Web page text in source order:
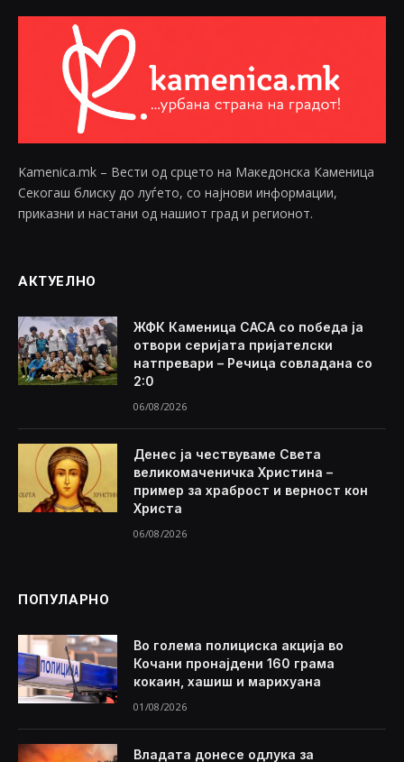
Kamenica.mk – Вести од срцето на Македонска Каменица
Секогаш блиску до луѓето, со најнови информации,
приказни и настани од нашиот град и регионот.
АКТУЕЛНО
ЖФК Каменица САСА со победа ја
отвори серијата пријателски
натпревари – Речица совладана со
2:0
06/08/2026
Денес ја чествуваме Света
великомаченичка Христина –
пример за храброст и верност кон
Христа
06/08/2026
ПОПУЛАРНО
Во голема полициска акција во
Кочани пронајдени 160 грама
кокаин, хашиш и марихуана
01/08/2026
Владата донесе одлука за